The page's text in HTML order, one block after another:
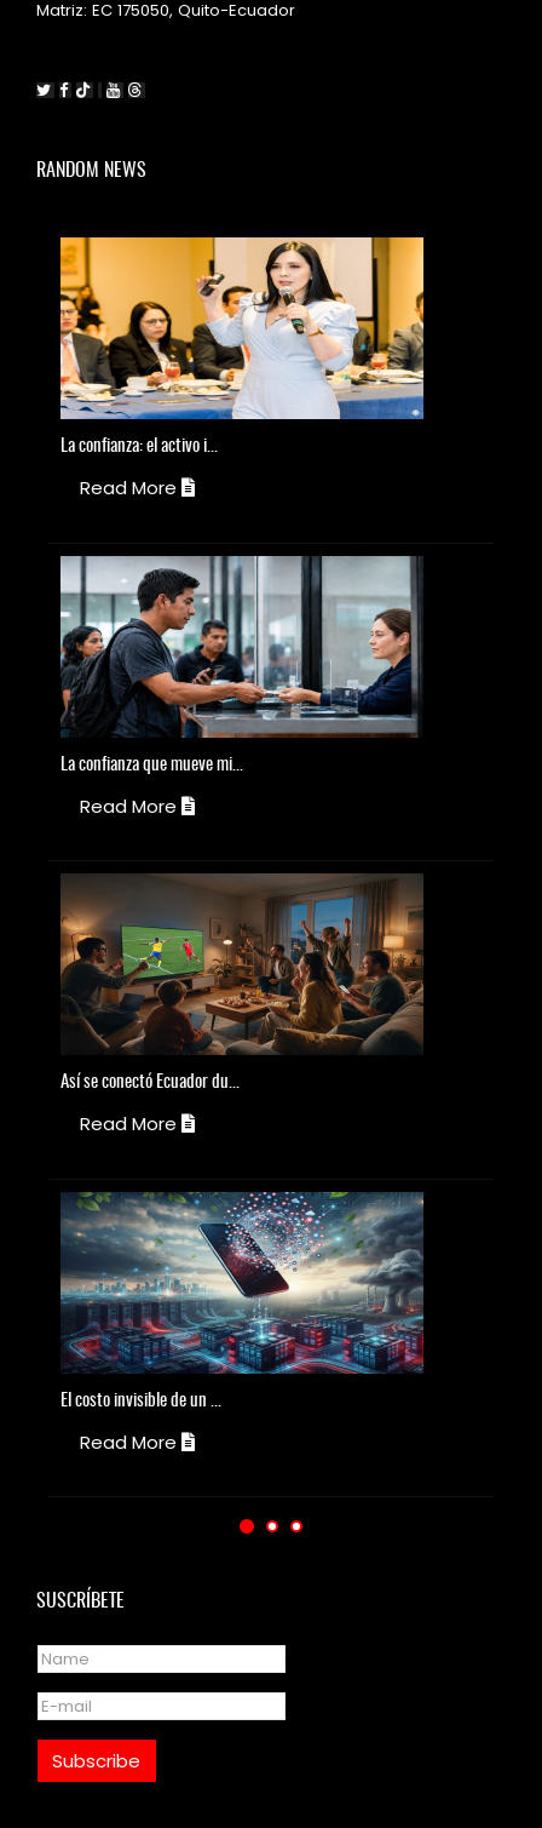
Matriz: EC 175050, Quito-Ecuador
RANDOM NEWS
La confianza: el activo i...
Read More
La confianza que mueve mi...
Read More
Así se conectó Ecuador du...
Read More
El costo invisible de un ...
Read More
SUSCRÍBETE